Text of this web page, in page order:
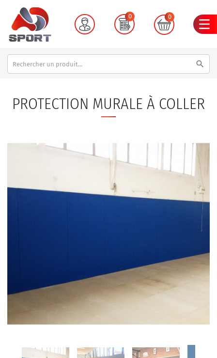
0 0
search
PROTECTION MURALE À COLLER